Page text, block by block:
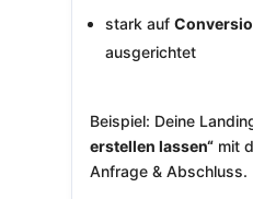
stark auf
ausgerichtet
Beispiel: Deine
erstellen lassen“mit
Anfrage & Abschluss.